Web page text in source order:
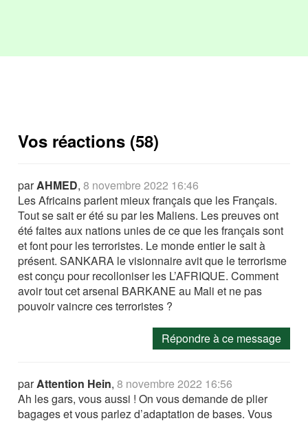
Vos réactions (58)
parAHMED,8 novembre 2022 16:46
Les Africains parlent mieux français que les Français.
Tout se sait er été su par les Maliens. Les preuves ont
été faites aux nations unies de ce que les français sont
et font pour les terroristes. Le monde entier le sait à
présent. SANKARA le visionnaire avit que le terrorisme
est conçu pour recolloniser les L’AFRIQUE. Comment
avoir tout cet arsenal BARKANE au Mali et ne pas
pouvoir vaincre ces terroristes ?
Répondre à ce message
parAttention Hein,8 novembre 2022 16:56
Ah les gars, vous aussi ! On vous demande de plier
bagages et vous parlez d’adaptation de bases. Vous